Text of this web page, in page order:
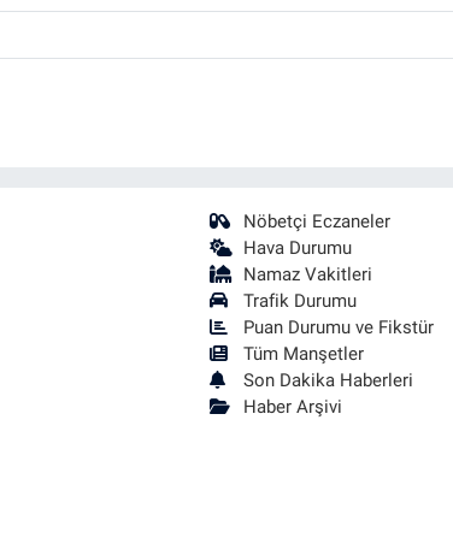
Nöbetçi Eczaneler
Hava Durumu
Namaz Vakitleri
Trafik Durumu
Puan Durumu ve Fikstür
Tüm Manşetler
Son Dakika Haberleri
Haber Arşivi